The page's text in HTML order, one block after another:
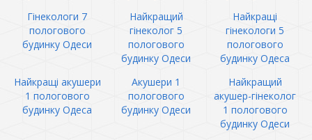
Гінекологи 7
пологового
будинку Одеси
Найкращий
гінеколог 5
пологового
будинку Одеси
Найкращі
гінекологи 5
пологового
будинку Одеса
Найкращі акушери
1 пологового
будинку Одеса
Акушери 1
пологового
будинку Одеси
Найкращий
акушер-гінеколог
1 пологового
будинку Одеси